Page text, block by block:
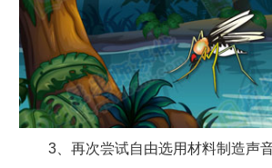
3、再次尝试自由选用材料制造声